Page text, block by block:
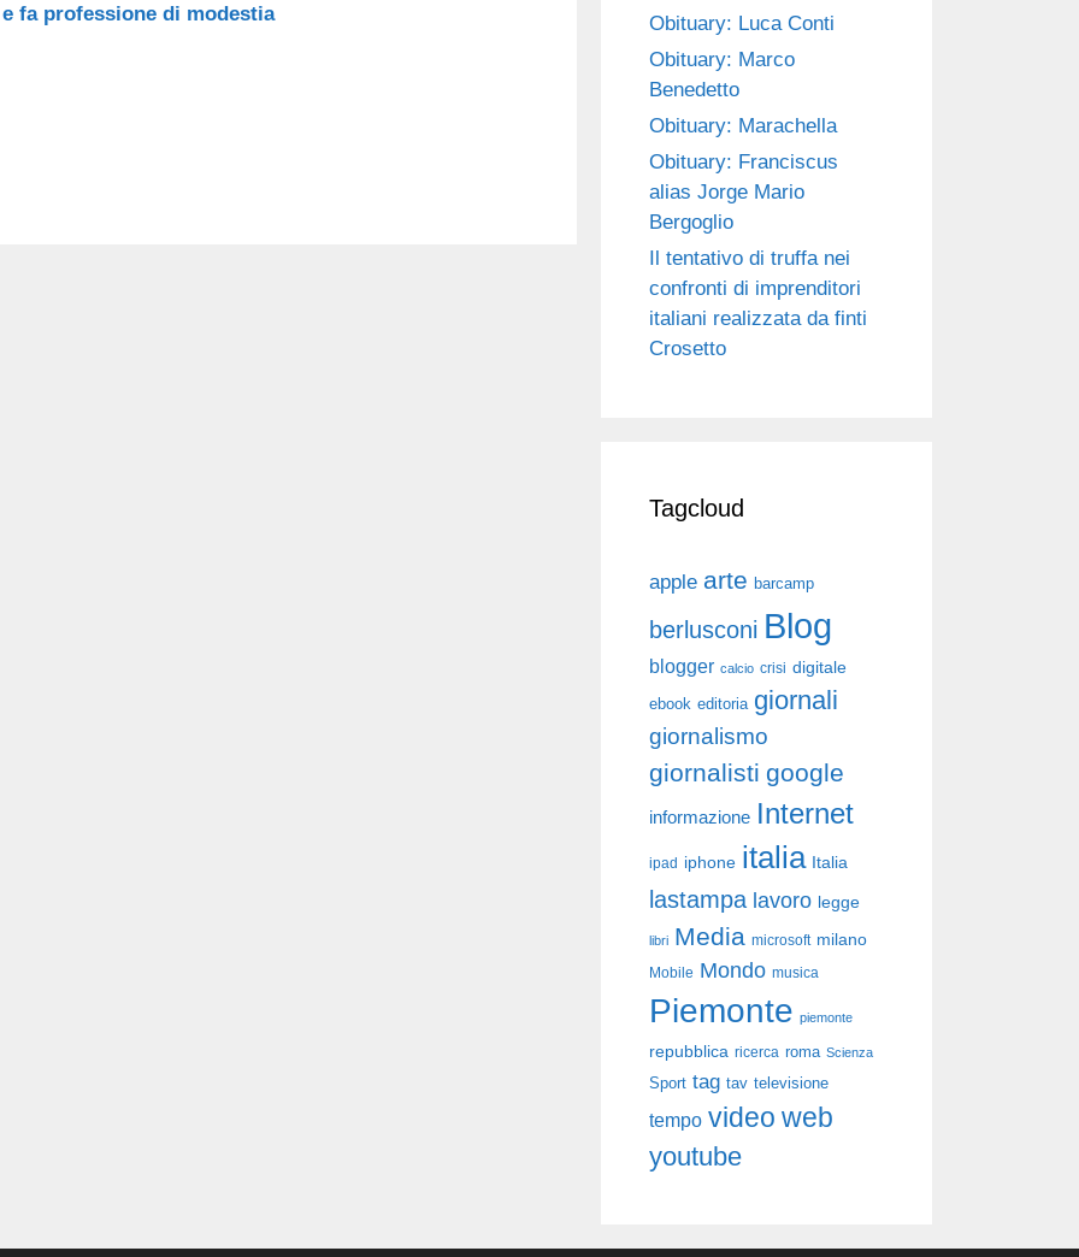
fa professione di modestia
Obituary: Luca Conti
Obituary: Marco
Benedetto
Obituary: Marachella
Obituary: Franciscus
alias Jorge Mario
Bergoglio
Il tentativo di truffa nei
confronti di imprenditori
italiani realizzata da finti
Crosetto
Tagcloud
apple arte barcamp
berlusconi Blog
blogger calcio crisi digitale
ebook editoria giornali
giornalismo
giornalisti google
informazione Internet
ipad iphone italia Italia
lastampa lavoro legge
libri Media microsoft milano
Mobile Mondo musica
Piemonte piemonte
repubblica ricerca roma Scienza
Sport tag tav televisione
tempo video web
youtube